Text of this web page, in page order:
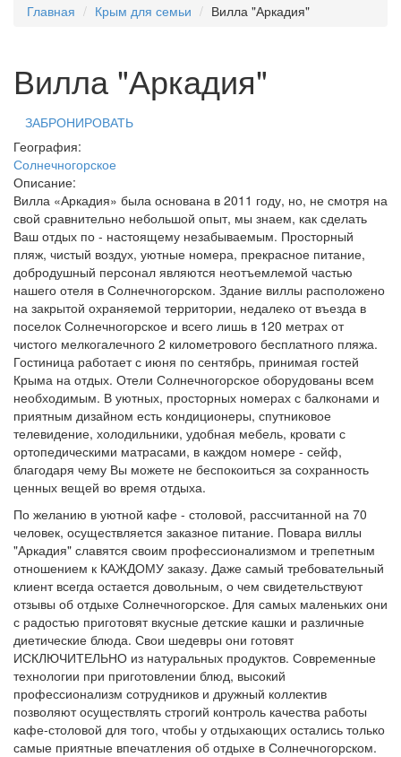
Главная
Крым для семьи Вилла "Аркадия"
Вилла "Аркадия"
ЗАБРОНИРОВАТЬ
География:
Солнечногорское
Описание:
Вилла «Аркадия» была основана в 2011 году, но, не смотря на
свой сравнительно небольшой опыт, мы знаем, как сделать
Ваш отдых по - настоящему незабываемым. Просторный
пляж, чистый воздух, уютные номера, прекрасное питание,
добродушный персонал являются неотъемлемой частью
нашего отеля в Солнечногорском. Здание виллы расположено
на закрытой охраняемой территории, недалеко от въезда в
поселок Солнечногорское и всего лишь в 120 метрах от
чистого мелкогалечного 2 километрового бесплатного пляжа.
Гостиница работает с июня по сентябрь, принимая гостей
Крыма на отдых. Отели Солнечногорское оборудованы всем
необходимым. В уютных, просторных номерах с балконами и
приятным дизайном есть кондиционеры, спутниковое
телевидение, холодильники, удобная мебель, кровати с
ортопедическими матрасами, в каждом номере - сейф,
благодаря чему Вы можете не беспокоиться за сохранность
ценных вещей во время отдыха.
По желанию в уютной кафе - столовой, рассчитанной на 70
человек, осуществляется заказное питание. Повара виллы
"Аркадия" славятся своим профессионализмом и трепетным
отношением к КАЖДОМУ заказу. Даже самый требовательный
клиент всегда остается довольным, о чем свидетельствуют
отзывы об отдыхе Солнечногорское. Для самых маленьких они
с радостью приготовят вкусные детские кашки и различные
диетические блюда. Свои шедевры они готовят
ИСКЛЮЧИТЕЛЬНО из натуральных продуктов. Современные
технологии при приготовлении блюд, высокий
профессионализм сотрудников и дружный коллектив
позволяют осуществлять строгий контроль качества работы
кафе-столовой для того, чтобы у отдыхающих остались только
самые приятные впечатления об отдыхе в Солнечногорском.